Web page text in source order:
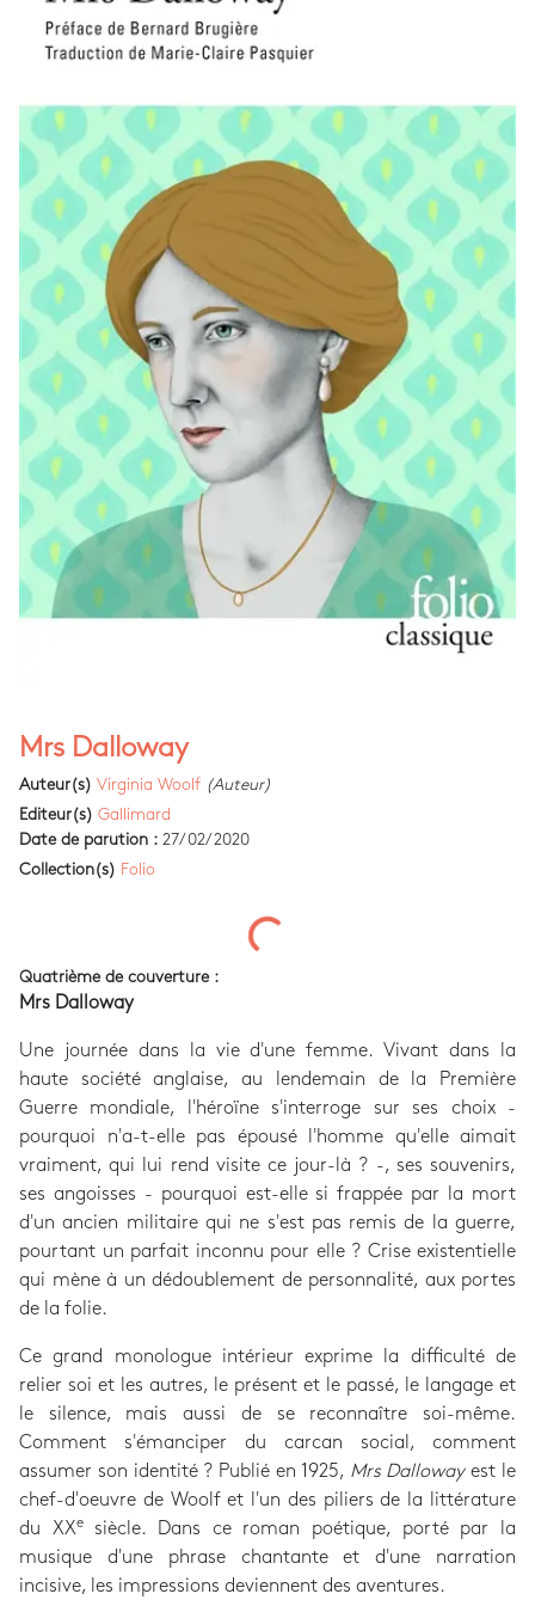
Mrs Dalloway
Auteur(s) Virginia Woolf (Auteur)
Editeur(s) Gallimard
Date de parution : 27/02/2020
Collection(s) Folio
Quatrième de couverture :
Mrs Dalloway
Une journée dans la vie d'une femme. Vivant dans la
haute société anglaise, au lendemain de la Première
Guerre mondiale, l'héroïne s'interroge sur ses choix -
pourquoi n'a-t-elle pas épousé l'homme qu'elle aimait
vraiment, qui lui rend visite ce jour-là ? -, ses souvenirs,
ses angoisses - pourquoi est-elle si frappée par la mort
d'un ancien militaire qui ne s'est pas remis de la guerre,
pourtant un parfait inconnu pour elle ? Crise existentielle
qui mène à un dédoublement de personnalité, aux portes
de la folie.
Ce grand monologue intérieur exprime la difficulté de
relier soi et les autres, le présent et le passé, le langage et
le silence, mais aussi de se reconnaître soi-même.
Comment s'émanciper du carcan social, comment
assumer son identité ? Publié en 1925, Mrs Dallowayest le
chef-d'oeuvre de Woolf et l'un des piliers de la littérature
du XXesiècle. Dans ce roman poétique, porté par la
musique d'une phrase chantante et d'une narration
incisive, les impressions deviennent des aventures.